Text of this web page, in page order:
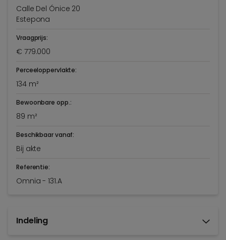
Calle Del Ónice 20
Estepona
Vraagprijs:
€ 779.000
Perceeloppervlakte:
134 m²
Bewoonbare opp.:
89 m²
Beschikbaar vanaf:
Bij akte
Referentie:
Omnia - 131.A
Indeling